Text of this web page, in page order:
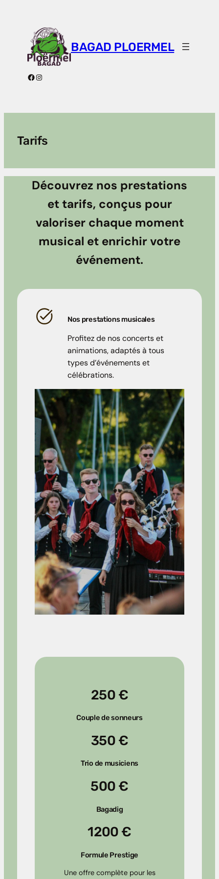
BAGAD PLOERMEL
Facebook
Instagram
Tarifs
Découvrez nos prestations
et tarifs, conçus pour
valoriser chaque moment
musical et enrichir votre
événement.
Nos prestations musicales
Profitez de nos concerts et
animations, adaptés à tous
types d’événements et
célébrations.
250 €
Couple de sonneurs
350 €
Trio de musiciens
500 €
Bagadig
1200 €
Formule Prestige
Une offre complète pour les